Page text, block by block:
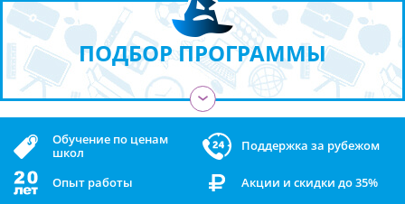
ПОДБОР ПРОГРАММЫ
›
Обучение по ценам
школ
Поддержка за рубежом
Опыт работы Акции и скидки до 35%